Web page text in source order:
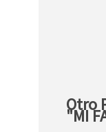
Otro
"MI